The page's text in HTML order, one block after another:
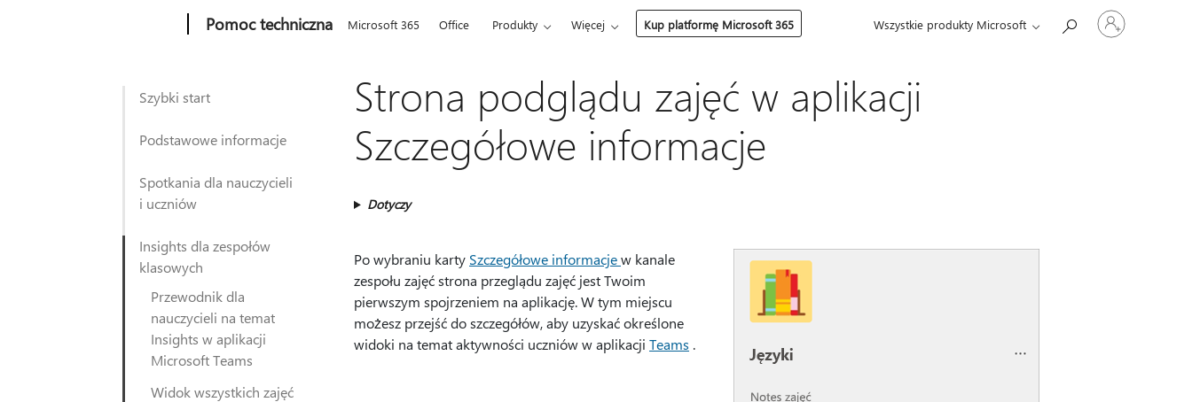
Pomoc techniczna Microsoft 365 Office Produkty Więcej Kup platformę Microsoft 365 Wszystkie produkty Microsoft
Zaloguj
się
do
Szybki start
Podstawowe informacje
Spotkania dla nauczycieli
i uczniów
Insights dla zespołów
klasowych
Przewodnik dla
nauczycieli na temat
Insights w aplikacji
Microsoft Teams
Widok wszystkich zajęć
Strona podglądu zajęć w aplikacji
Szczegółowe informacje
Dotyczy
Po wybraniu karty Szczegółowe informacjew kanale
zespołu zajęć strona przeglądu zajęć jest Twoim
pierwszym spojrzeniem na aplikację. W tym miejscu
możesz przejść do szczegółów, aby uzyskać określone
widoki na temat aktywności uczniów w aplikacji Teams .